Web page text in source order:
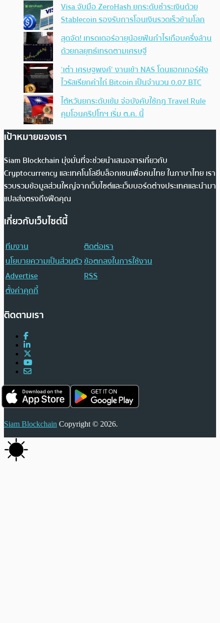
Visa จับมือ ZeroHash ยกระดับชำระเงินด้วย
Stablecoin รองรับการโอนเงินรวดเร็วข้ามโลก
สุดจัด! เทรดเดอร์อายุน้อยฟันกำไรเกือบครึ่งล้าน
ด้วยกลยุทธ์เทรดตามเศรษฐี
‘เต๋า เศรษฐพงศ์’ งานเข้า NAS โดนแฮกเกอร์ฝัง
ไวรัสเรียกค่าไถ่ Bitcoin เป็นจำนวน 0.07 BTC
ไต้หวันยกระดับเข้ม จ่อบังคับใช้กฏ Travel Rule
คุมโอนคริปโทฯ เริ่ม ต.ค. นี้
เป้าหมายของเรา
Siam Blockchain มุ่งมั่นที่จะช่วยนำเสนอสารเกี่ยวกับ
Cryptocurrency และเทคโนโลยีบล็อกเชนเพื่อคนไทย ในภาษาไทย เรา
รวบรวมข้อมูลส่วนใหญ่จากเว็บไซต์และเว็บบอร์ดต่างประเทศและนำมา
แปลส่งตรงถึงฟีดคุณ
เกี่ยวกับเว็บไซต์นี้
ทีมงาน
ติดต่อเรา
นโยบายความเป็นส่วนตัวข้อตกลงในการใช้งาน
Advertise
RSS
ตั้งค่าคุกกี้
ติดตามเรา
Siam Blockchain Copyright © 2026.